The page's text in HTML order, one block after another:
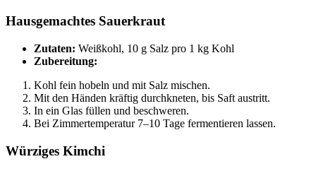
Hausgemachtes Sauerkraut
Zutaten: Weißkohl, 10 g Salz pro 1 kg Kohl
Zubereitung:
Kohl fein hobeln und mit Salz mischen.
Mit den Händen kräftig durchkneten, bis Saft austritt.
In ein Glas füllen und beschweren.
Bei Zimmertemperatur 7–10 Tage fermentieren lassen.
Würziges Kimchi